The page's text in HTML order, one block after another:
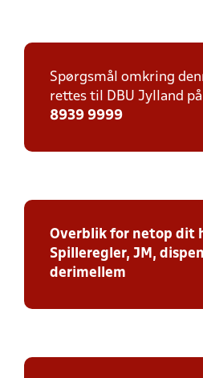
Spørgsmål omkring
rettes til DBU Jylland på
8939 9999
Overblik for netop dit
Spilleregler, JM,
derimellem